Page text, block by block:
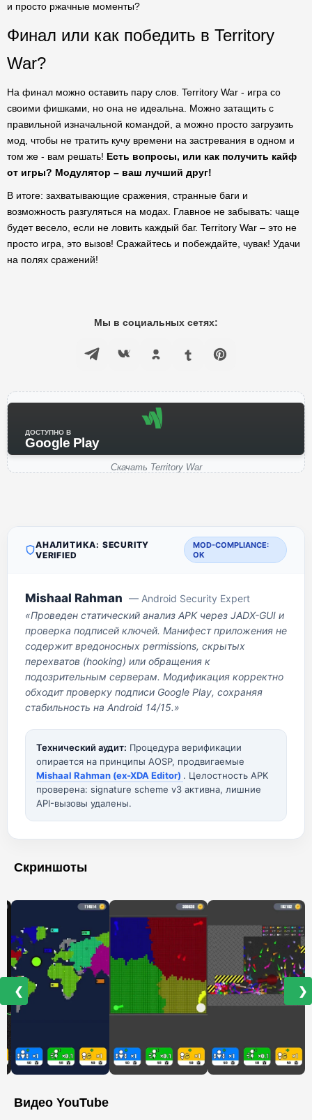
и просто ржачные моменты?
Финал или как победить в Territory
War?
На финал можно оставить пару слов. Territory War - игра со
своими фишками, но она не идеальна. Можно затащить с
правильной изначальной командой, а можно просто загрузить
мод, чтобы не тратить кучу времени на застревания в одном и
том же - вам решать! Есть вопросы, или как получить кайф
от игры? Модулятор – ваш лучший друг!
В итоге: захватывающие сражения, странные баги и
возможность разгуляться на модах. Главное не забывать: чаще
будет весело, если не ловить каждый баг. Territory War – это не
просто игра, это вызов! Сражайтесь и побеждайте, чувак! Удачи
на полях сражений!
Мы в социальных сетях:
ДОСТУПНО В
Google Play
Скачать Territory War
АНАЛИТИКА: SECURITY
VERIFIED
MOD-COMPLIANCE:
OK
Mishaal Rahman — Android Security Expert
«Проведен статический анализ APK через JADX-GUI и
проверка подписей ключей. Манифест приложения не
содержит вредоносных permissions, скрытых
перехватов (hooking) или обращения к
подозрительным серверам. Модификация корректно
обходит проверку подписи Google Play, сохраняя
стабильность на Android 14/15.»
Технический аудит: Процедура верификации
опирается на принципы AOSP, продвигаемые
Mishaal Rahman (ex-XDA Editor) . Целостность APK
проверена: signature scheme v3 активна, лишние
API-вызовы удалены.
Скриншоты
❮ ❯
Видео YouTube